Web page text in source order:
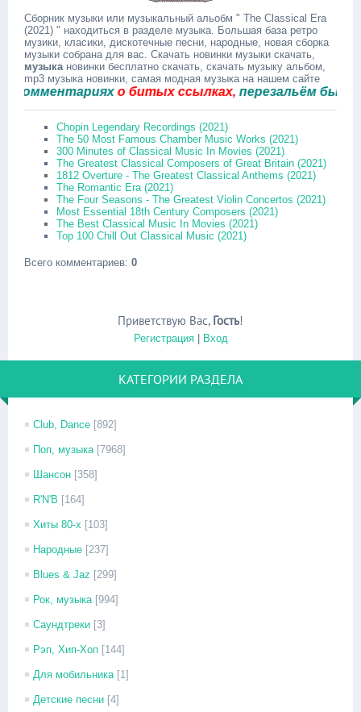
Сборник музыки или музыкальный альобм " The Classical Era
(2021) " находиться в разделе музыка. Большая база ретро
музики, класики, дискотечные песни, народные, новая сборка
музыки собрана для вас. Скачать новинки музыки скачать,
музыкановинки бесплатно скачать, скачать музыку альбом,
mp3 музыка новинки, самая модная музыка на нашем сайте
о битых ссылках,перезальём быстро.
Chopin Legendary Recordings (2021)
The 50 Most Famous Chamber Music Works (2021)
300 Minutes of Classical Music In Movies (2021)
The Greatest Classical Composers of Great Britain (2021)
1812 Overture - The Greatest Classical Anthems (2021)
The Romantic Era (2021)
The Four Seasons - The Greatest Violin Concertos (2021)
Most Essential 18th Century Composers (2021)
The Best Classical Music In Movies (2021)
Top 100 Chill Out Classical Music (2021)
Всего комментариев: 0
Приветствую Вас, Гость!
Регистрация| Вход
КАТЕГОРИИ РАЗДЕЛА
Club, Dance [892]
Поп, музыка [7968]
Шансон [358]
R'N'B [164]
Хиты 80-х [103]
Народные [237]
Blues & Jaz [299]
Рок, музыка [994]
Саундтреки [3]
Рэп, Хип-Хоп [144]
Для мобильника [1]
Детские песни [4]